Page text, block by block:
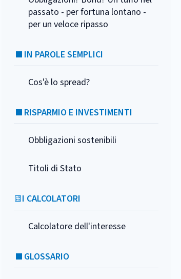
passato - per fortuna lontano -
per un veloce ripasso
IN PAROLE SEMPLICI
Cos'è lo spread?
RISPARMIO E INVESTIMENTI
Obbligazioni sostenibili
Titoli di Stato
I CALCOLATORI
Calcolatore dell'interesse
GLOSSARIO